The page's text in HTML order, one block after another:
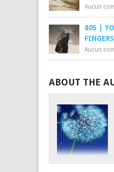
Aucun
805 |
FINGERS
Aucun
ABOUT THE